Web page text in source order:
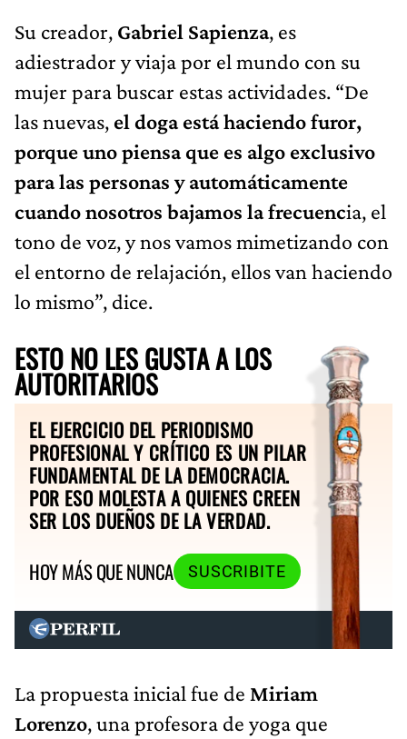
Su creador, Gabriel Sapienza, es
adiestrador y viaja por el mundo con su
mujer para buscar estas actividades. “De
las nuevas, el doga está haciendo furor,
porque uno piensa que es algo exclusivo
para las personas y automáticamente
cuando nosotros bajamos la frecuencia, el
tono de voz, y nos vamos mimetizando con
el entorno de relajación, ellos van haciendo
lo mismo”, dice.
ESTO NO LES GUSTA A LOS
AUTORITARIOS
EL EJERCICIO DEL PERIODISMO
PROFESIONAL Y CRÍTICO ES UN PILAR
FUNDAMENTAL DE LA DEMOCRACIA.
POR ESO MOLESTA A QUIENES CREEN
SER LOS DUEÑOS DE LA VERDAD.
HOY MÁS QUE NUNCA
SUSCRIBITE
La propuesta inicial fue de Miriam
Lorenzo, una profesora de yoga que